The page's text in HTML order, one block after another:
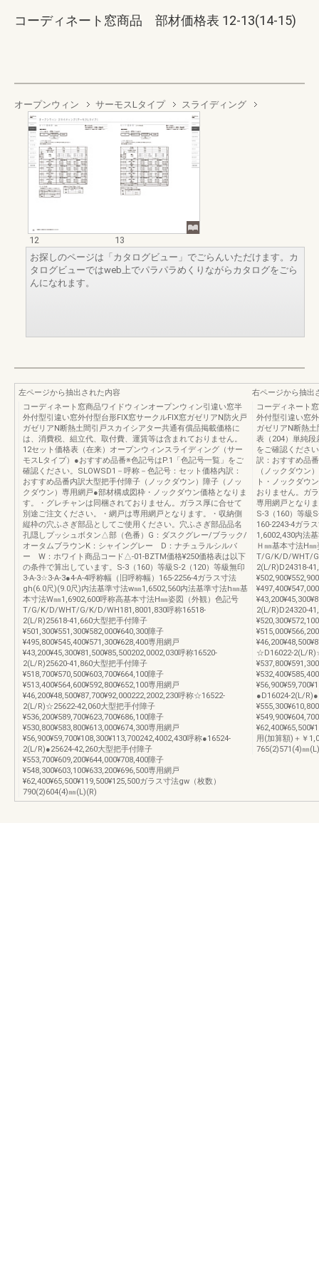
コーディネート窓商品 部材価格表 12-13(14-15)
オープンウィン サーモスLタイプ スライディング
12
13
お探しのページは「カタログビュー」でごらんいただけます。カ
タログビューではweb上でパラパラめくりながらカタログをごら
んになれます。
左ページから抽出された内容
コーディネート窓商品ワイドウィンオープンウィン引違い窓半
外付型引違い窓外付型台形FIX窓サークルFIX窓ガゼリアN防火戸
ガゼリアN断熱土間引戸スカイシアター共通有償品掲載価格に
は、消費税、組立代、取付費、運賃等は含まれておりません。
12セット価格表（在来）オープンウィンスライディング（サー
モスLタイプ）●おすすめ品番※色記号はP.1「色記号一覧」をご
確認ください。SLOWSD1－呼称－色記号：セット価格内訳：
おすすめ品番内訳大型把手付障子（ノックダウン）障子（ノッ
クダウン）専用網戸●部材構成図枠・ノックダウン価格となりま
す。・グレチャンは同梱されておりません。ガラス厚に合せて
別途ご注文ください。・網戸は専用網戸となります。・収納側
縦枠の穴ふさぎ部品としてご使用ください。穴ふさぎ部品品名
孔隠しプッシュボタン△部（色番）G：ダスクグレー/ブラック/
オータムブラウンK：シャイングレー D：ナチュラルシルバ
ー W：ホワイト商品コード△-01-BZTM価格¥250価格表は以下
の条件で算出しています。S-3（160）等級S-2（120）等級無印
3-A-3☆3-A-3●4-A-4呼称幅（旧呼称幅）165-2256-4ガラス寸法
gh(6.0尺)(9.0尺)内法基準寸法w㎜1,6502,560内法基準寸法h㎜基
本寸法W㎜1,6902,600呼称高基本寸法H㎜姿図（外観）色記号
T/G/K/D/WHT/G/K/D/WH181,8001,830呼称16518-
2(L/R)25618-41,660大型把手付障子
¥501,300¥551,300¥582,000¥640,300障子
¥495,800¥545,400¥571,300¥628,400専用網戸
¥43,200¥45,300¥81,500¥85,500202,0002,030呼称16520-
2(L/R)25620-41,860大型把手付障子
¥518,700¥570,500¥603,700¥664,100障子
¥513,400¥564,600¥592,800¥652,100専用網戸
¥46,200¥48,500¥87,700¥92,000222,2002,230呼称☆16522-
2(L/R)☆25622-42,060大型把手付障子
¥536,200¥589,700¥623,700¥686,100障子
¥530,800¥583,800¥613,000¥674,300専用網戸
¥56,900¥59,700¥108,300¥113,700242,4002,430呼称●16524-
2(L/R)●25624-42,260大型把手付障子
¥553,700¥609,200¥644,000¥708,400障子
¥548,300¥603,100¥633,200¥696,500専用網戸
¥62,400¥65,500¥119,500¥125,500ガラス寸法gw（枚数）
790(2)604(4)㎜(L)(R)
右ページから抽出
コーディネート
外付型引違い窓
ガゼリアN断熱
表（204）単純
をご確認くださ
訳：おすすめ品
（ノックダウン
ト・ノックダウ
おりません。ガ
専用網戸となり
S-3（160）等級
160-2243-4ガラ
1,6002,430内法
Ｈ㎜基本寸法H
T/G/K/D/WHT/
2(L/R)D24318-
2(L/R)D24320-
☆D16022-2(L/
●D16024-2(L/
用(加算額)＋￥
765(2)571(4)㎜